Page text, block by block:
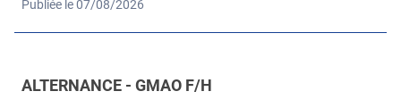
Publiée le 07/08/2026
ALTERNANCE - GMAO F/H